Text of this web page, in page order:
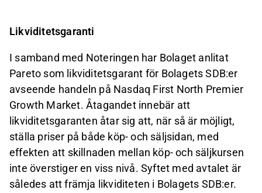
Likviditetsgaranti
I samband med Noteringen har Bolaget anlitat
Pareto som likviditetsgarant för Bolagets SDB:er
avseende handeln på Nasdaq First North Premier
Growth Market. Åtagandet innebär att
likviditetsgaranten åtar sig att, när så är möjligt,
ställa priser på både köp- och säljsidan, med
effekten att skillnaden mellan köp- och säljkursen
inte överstiger en viss nivå. Syftet med avtalet är
således att främja likviditeten i Bolagets SDB:er.